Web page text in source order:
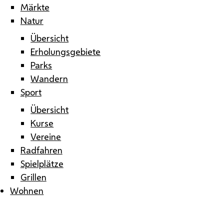
Märkte
Natur
Übersicht
Erholungsgebiete
Parks
Wandern
Sport
Übersicht
Kurse
Vereine
Radfahren
Spielplätze
Grillen
Wohnen